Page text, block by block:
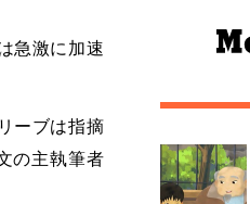
急激に加速
ーブは指摘
の主執筆者